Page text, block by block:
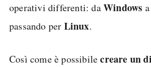
operativi differenti: daWindows
passando per Linux.
Così come è possibilecreare un